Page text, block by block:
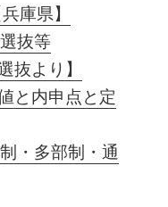
庫県】
抜等
より】
と内申点と定
・多部制・通